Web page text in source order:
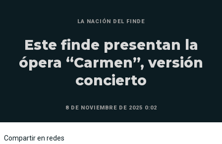
LA NACIÓN DEL FINDE
Este finde presentan la
ópera “Carmen”, versión
concierto
8 DE NOVIEMBRE DE 2025 0:02
Compartir en redes